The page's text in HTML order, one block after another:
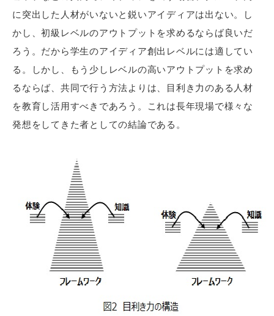
に突出した人材がいないと鋭いアイディアは出ない。し
かし、初級レベルのアウトプットを求めるならば良いだ
ろう。だから学生のアイディア創出レベルには適してい
る。しかし、もう少しレベルの高いアウトプットを求め
るならば、共同で行う方法よりは、目利き力のある人材
を教育し活用すべきであろう。これは長年現場で様々な
発想をしてきた者としての結論である。